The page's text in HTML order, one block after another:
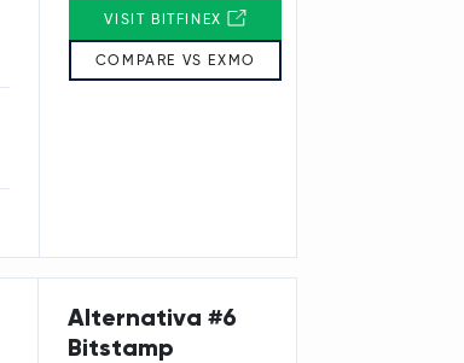
VISIT BITFINEX
COMPARE VS EXMO
Alternativa #6
Bitstamp